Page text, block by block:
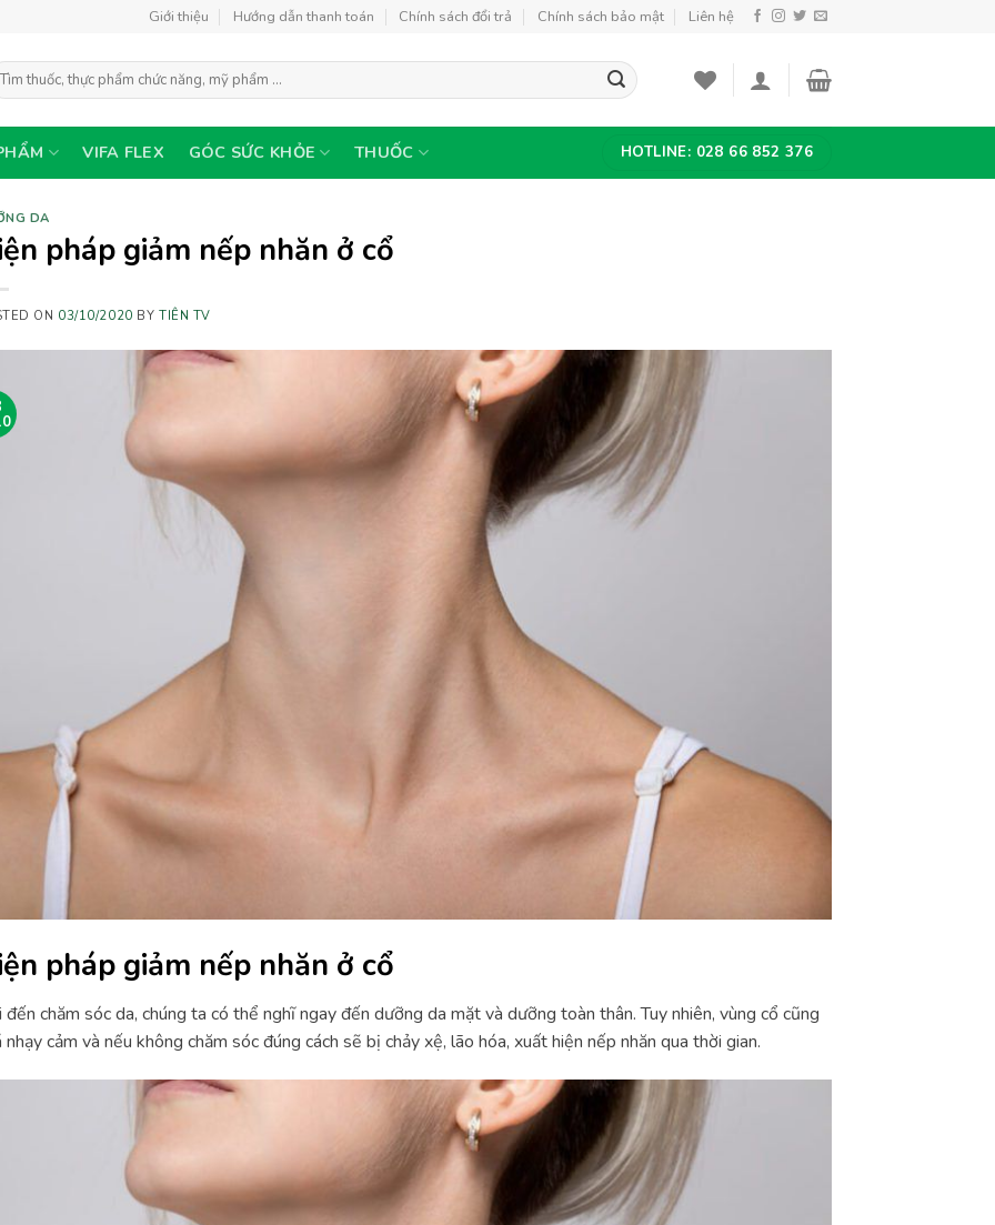
Giới thiệu Hướng dẫn thanh toán Chính sách đổi trả Chính sách bảo mật Liên hệ
VIFA FLEX GÓC SỨC KHỎE THUỐC HOTLINE: 028 66 852 376
DA
pháp giảm nếp nhăn ở cổ
ON 03/10/2020 BY TIÊN TV
pháp giảm nếp nhăn ở cổ
đến chăm sóc da, chúng ta có thể nghĩ ngay đến dưỡng da mặt và dưỡng toàn thân. Tuy nhiên, vùng cổ cũng
nhạy cảm và nếu không chăm sóc đúng cách sẽ bị chảy xệ, lão hóa, xuất hiện nếp nhăn qua thời gian.